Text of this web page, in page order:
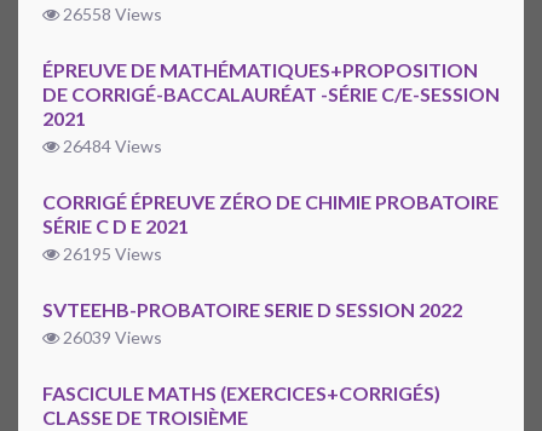
26558 Views
ÉPREUVE DE MATHÉMATIQUES+PROPOSITION
DE CORRIGÉ-BACCALAURÉAT -SÉRIE C/E-SESSION
2021
26484 Views
CORRIGÉ ÉPREUVE ZÉRO DE CHIMIE PROBATOIRE
SÉRIE C D E 2021
26195 Views
SVTEEHB-PROBATOIRE SERIE D SESSION 2022
26039 Views
FASCICULE MATHS (EXERCICES+CORRIGÉS)
CLASSE DE TROISIÈME